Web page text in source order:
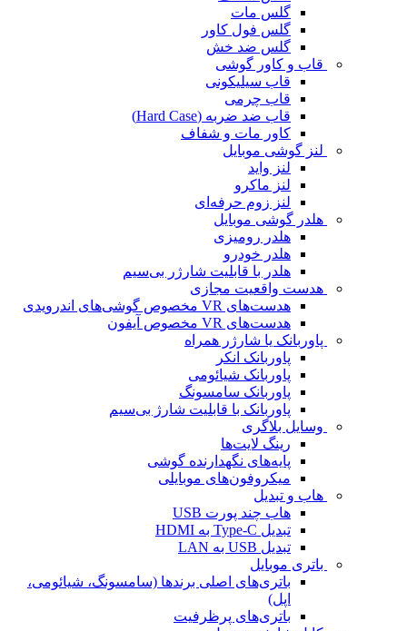
گلس مات
گلس فول کاور
گلس ضد خش
قاب و کاور گوشی
قاب سیلیکونی
قاب چرمی
قاب ضد ضربه (Hard Case)
کاور مات و شفاف
لنز گوشی موبایل
لنز واید
لنز ماکرو
لنز زوم حرفه‌ای
هلدر گوشی موبایل
هلدر رومیزی
هلدر خودرو
هلدر با قابلیت شارژر بی‌سیم
هدست واقعیت مجازی
هدست‌های VR مخصوص گوشی‌های اندرویدی
هدست‌های VR مخصوص آیفون
پاوربانک یا شارژر همراه
پاوربانک انکر
پاوربانک شیائومی
پاوربانک سامسونگ
پاوربانک با قابلیت شارژ بی‌سیم
وسایل بلاگری
رینگ لایت‌ها
پایه‌های نگهدارنده گوشی
میکروفون‌های موبایلی
هاب و تبدیل
هاب چند پورت USB
تبدیل Type-C به HDMI
تبدیل USB به LAN
باتری موبایل
باتری‌های اصلی برندها (سامسونگ، شیائومی،
اپل)
باتری‌های پرظرفیت